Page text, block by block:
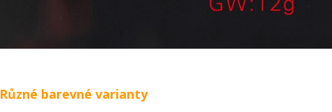
Různé barevné varianty